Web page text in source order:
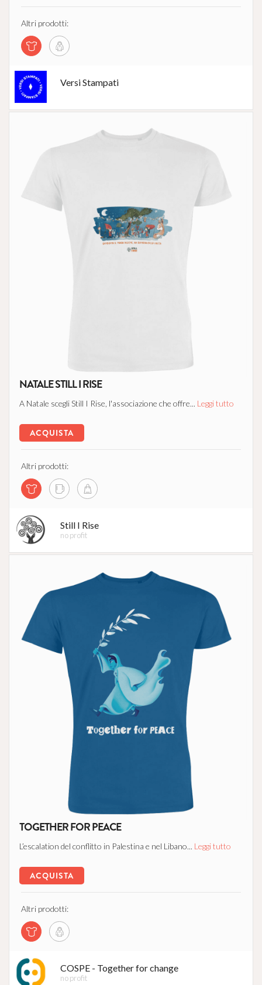
Altri prodotti:
Versi Stampati
NATALE STILL I RISE
A Natale scegli Still I Rise, l'associazione che offre... Leggi tutto
ACQUISTA
Altri prodotti:
Still I Rise
no profit
TOGETHER FOR PEACE
L’escalation del conflitto in Palestina e nel Libano... Leggi tutto
ACQUISTA
Altri prodotti:
COSPE - Together for change
no profit